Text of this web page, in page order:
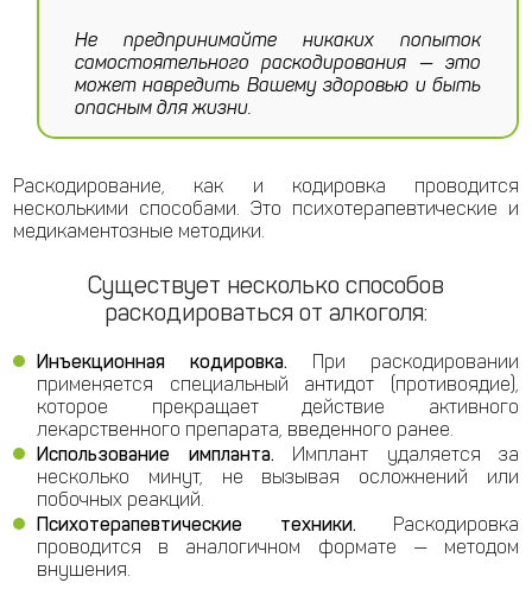
Не предпринимайте никаких попыток
самостоятельного раскодирования — это
может навредить Вашему здоровью и быть
опасным для жизни.
Раскодирование, как и кодировка проводится
несколькими способами. Это психотерапевтические и
медикаментозные методики.
Существует несколько способов
раскодироваться от алкоголя:
Инъекционная кодировка. При раскодировании
применяется специальный антидот (противоядие),
которое прекращает действие активного
лекарственного препарата, введенного ранее.
Использование импланта. Имплант удаляется за
несколько минут, не вызывая осложнений или
побочных реакций.
Психотерапевтические техники. Раскодировка
проводится в аналогичном формате — методом
внушения.